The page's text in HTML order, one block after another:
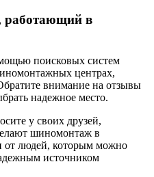
работающий в
поисковых систем
центрах,
внимание на отзывы
надежное место.
у своих друзей,
шиномонтаж в
от людей, которым можно
источником